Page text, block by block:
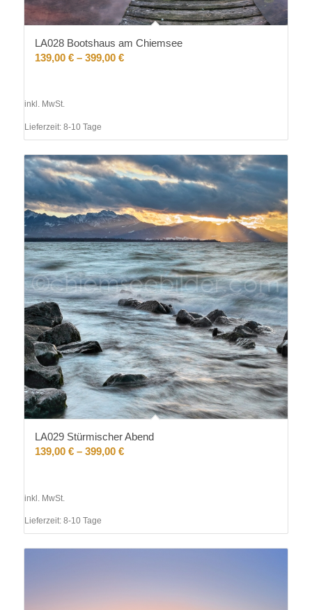
LA028 Bootshaus am Chiemsee
139,00 €– 399,00 €
inkl. MwSt.
Lieferzeit: 8-10 Tage
LA029 Stürmischer Abend
139,00 €– 399,00 €
inkl. MwSt.
Lieferzeit: 8-10 Tage